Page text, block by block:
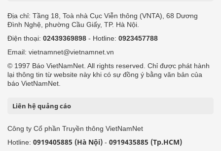
Địa chỉ: Tầng 18, Toà nhà Cục Viễn thông (VNTA), 68 Dương
Đình Nghệ, phường Cầu Giấy, TP. Hà Nội.
Điện thoại: 02439369898 - Hotline: 0923457788
Email: vietnamnet@vietnamnet.vn
© 1997 Báo VietNamNet. All rights reserved. Chỉ được phát hành
lại thông tin từ website này khi có sự đồng ý bằng văn bản của
báo VietNamNet.
Liên hệ quảng cáo
Công ty Cổ phần Truyền thông VietNamNet
Hotline: 0919405885 (Hà Nội) - 0919435885 (Tp.HCM)